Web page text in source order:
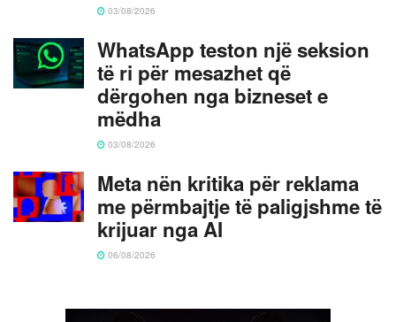
03/08/2026
WhatsApp teston një seksion
të ri për mesazhet që
dërgohen nga bizneset e
mëdha
03/08/2026
Meta nën kritika për reklama
me përmbajtje të paligjshme të
krijuar nga AI
06/08/2026